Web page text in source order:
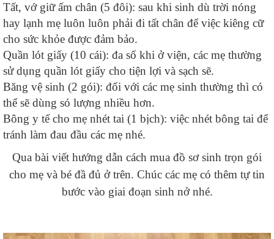
Tất, vớ giữ ấm chân (5 đôi): sau khi sinh dù trời nóng
hay lạnh mẹ luôn luôn phải đi tất chân để việc kiêng cữ
cho sức khỏe được đảm bảo.
Quần lót giấy (10 cái): đa số khi ở viện, các mẹ thường
sử dụng quần lót giấy cho tiện lợi và sạch sẽ.
Băng vệ sinh (2 gói): đối với các mẹ sinh thường thì có
thể sẽ dùng só lượng nhiều hơn.
Bông y tế cho mẹ nhét tai (1 bịch): việc nhét bông tai để
tránh làm đau đầu các mẹ nhé.
Qua bài viết hướng dẫn cách mua đồ sơ sinh trọn gói
cho mẹ và bé đầ đủ ở trên. Chúc các mẹ có thêm tự tin
bước vào giai đoạn sinh nở nhé.